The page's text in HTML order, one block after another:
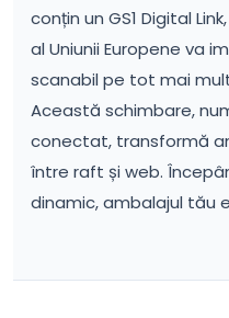
conțin un GS1 Digital
al Uniunii Europene va
scanabil pe tot mai
Această schimbare,
conectat, transformă
între raft și web.
dinamic, ambalajul tău